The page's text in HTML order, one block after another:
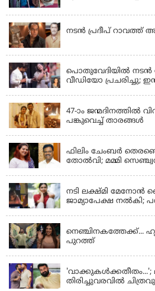
നടൻ പ്രദീപ് റാവത്ത്
പൊതുവേദിയില്‍ നടന്‍
വീഡിയോ പ്രചരിച്ചു;
47-ാം ജന്മദിനത്തിൽ
പങ്കുവെച്ച് താരങ്ങൾ
ഫിലിം ചേംബർ
തോൽവി; മമ്മി
നടി ലക്ഷ്മി
ജാമ്യാപേക്ഷ നൽകി;
നെഞ്ചിനകത്തേക്ക്...
പുറത്ത്
'വാക്കുകള്‍ക്കതീതം...';
തിരിച്ചുവരവില്‍